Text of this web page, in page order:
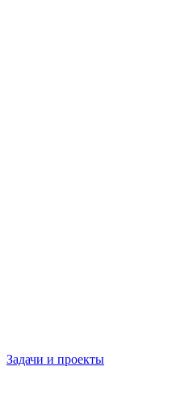
Задачи и проекты